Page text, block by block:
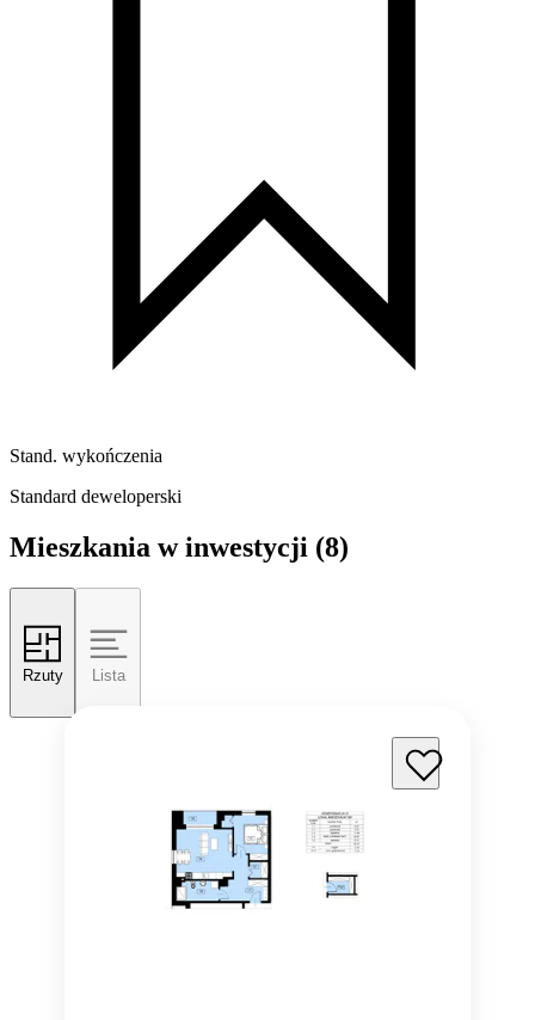
Stand. wykończenia
Standard deweloperski
Mieszkania w inwestycji (8)
Rzuty Lista